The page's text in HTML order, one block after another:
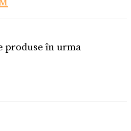
produse în urma